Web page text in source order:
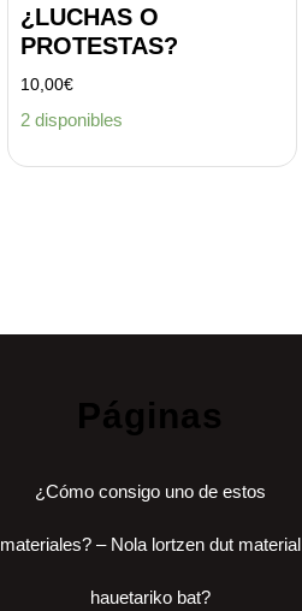
¿LUCHAS O
PROTESTAS?
10,00€
2 disponibles
Páginas
¿Cómo consigo uno de estos
materiales? – Nola lortzen dut material
hauetariko bat?